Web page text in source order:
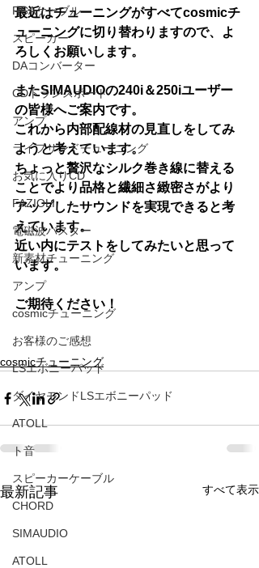
RCAケーブル
スピーカー
DAコンバーター
CDトランスポート
アンプ
ライフサンドチューニング
お気に入りCD
FAZIOLI
電磁波バスター
新素材チューニング
アンプ
cosmicチューニング
お客様のご感想
LSエボニーパッド
ダイヤモンドLSエボニーパッド
ATOLL
ト音
スピーカーケーブル
CHORD
SIMAUDIO
ATOLL
最近はチューニングがすべてcosmicチ
ューニングに切り替わりますので、よ
ろしくお願いします。
またSIMAUDIOの240i＆250iユーザー
の皆様へご案内です。
これから内部配線材の見直しをしてみ
ようと考えています。
ちょっと贅沢なシルク巻き線に替える
ことでより品格と繊細さ緻密さがより
アップしたサウンドを実現できると考
えています。
近い内にテストをしてみたいと思って
います。
ご期待ください！
cosmicチューニング
最新記事 すべて表示